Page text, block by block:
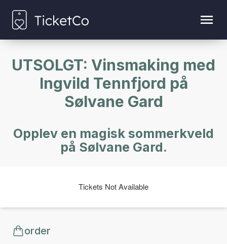
UTSOLGT: Vinsmaking med
Ingvild Tennfjord på
Sølvane Gard
Opplev en magisk sommerkveld
på Sølvane Gard.
Tickets Not Available
order